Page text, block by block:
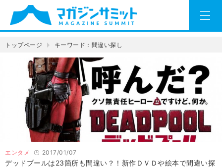
トップページ キーワード：間違い探し
エンタメ 2017/01/07
デッドプールは23箇所も間違い？！新作ＤＶＤや絵本で間違い探